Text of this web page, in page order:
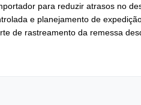
para reduzir atrasos no
e planejamento de
de rastreamento da remessa